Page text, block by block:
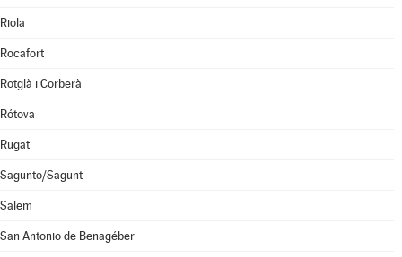
Riola
Rocafort
Rotglà i Corberà
Rótova
Rugat
Sagunto/Sagunt
Salem
San Antonio de Benagéber